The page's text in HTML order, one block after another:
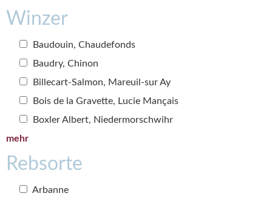
Winzer
Baudouin, Chaudefonds
Baudry, Chinon
Billecart-Salmon, Mareuil-sur Ay
Bois de la Gravette, Lucie Mançais
Boxler Albert, Niedermorschwihr
mehr
Rebsorte
Arbanne